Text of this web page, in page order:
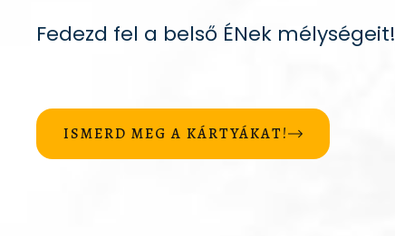
Fedezd fel a belső ÉNek mélységeit!
ISMERD MEG A KÁRTYÁKAT!